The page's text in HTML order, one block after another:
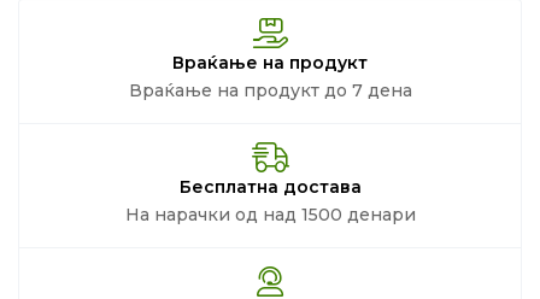
Враќање на продукт
Враќање на продукт до 7 дена
Бесплатна достава
На нарачки од над 1500 денари